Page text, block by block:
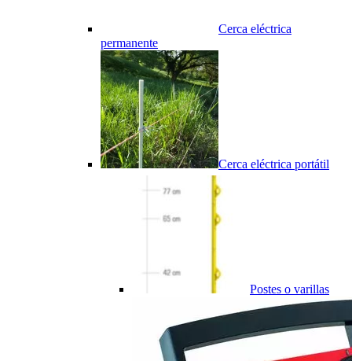
Cerca eléctrica
permanente
Cerca eléctrica portátil
Postes o varillas